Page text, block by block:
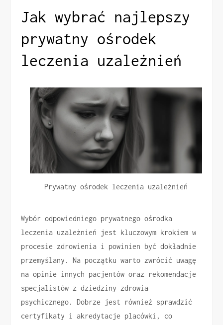
Jak wybrać najlepszy
prywatny ośrodek
leczenia uzależnień
Prywatny ośrodek leczenia uzależnień
Wybór odpowiedniego prywatnego ośrodka
leczenia uzależnień jest kluczowym krokiem w
procesie zdrowienia i powinien być dokładnie
przemyślany. Na początku warto zwrócić uwagę
na opinie innych pacjentów oraz rekomendacje
specjalistów z dziedziny zdrowia
psychicznego. Dobrze jest również sprawdzić
certyfikaty i akredytacje placówki, co